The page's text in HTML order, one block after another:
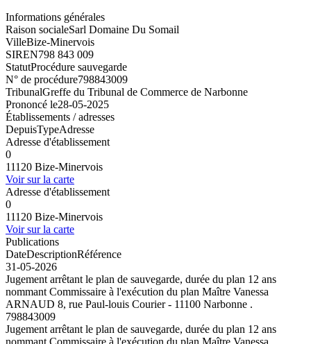
Informations générales
Raison socialeSarl Domaine Du Somail
VilleBize-Minervois
SIREN798 843 009
StatutProcédure sauvegarde
N° de procédure798843009
TribunalGreffe du Tribunal de Commerce de Narbonne
Prononcé le28-05-2025
Établissements / adresses
DepuisTypeAdresse
Adresse d'établissement
0
11120 Bize-Minervois
Voir sur la carte
Adresse d'établissement
0
11120 Bize-Minervois
Voir sur la carte
Publications
DateDescriptionRéférence
31-05-2026
Jugement arrêtant le plan de sauvegarde, durée du plan 12 ans
nommant Commissaire à l'exécution du plan Maître Vanessa
ARNAUD 8, rue Paul-louis Courier - 11100 Narbonne .
798843009
Jugement arrêtant le plan de sauvegarde, durée du plan 12 ans
nommant Commissaire à l'exécution du plan Maître Vanessa